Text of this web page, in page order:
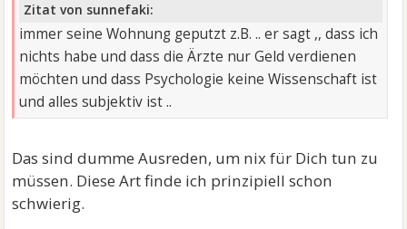
Zitat von sunnefaki:
immer seine Wohnung geputzt z.B. .. er sagt ,, dass ich
nichts habe und dass die Ärzte nur Geld verdienen
möchten und dass Psychologie keine Wissenschaft ist
und alles subjektiv ist ..
Das sind dumme Ausreden, um nix für Dich tun zu
müssen. Diese Art finde ich prinzipiell schon
schwierig.